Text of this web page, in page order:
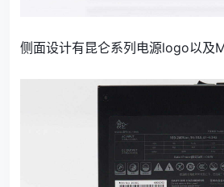
侧面设计有昆仑系列电源logo以及